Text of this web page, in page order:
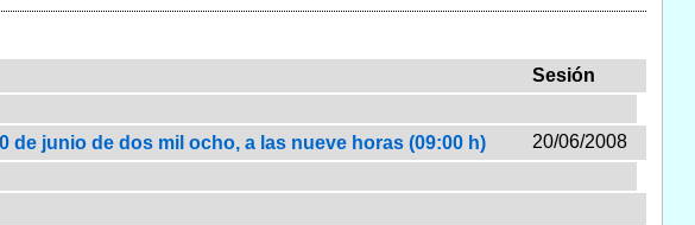
Sesión
de junio de dos mil ocho, a las nueve horas (09:00 h)
20/06/2008